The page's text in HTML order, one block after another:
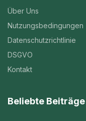
Über Uns
Nutzungsbedingungen
Datenschutzrichtlinie
DSGVO
Kontakt
Beliebte Beiträge